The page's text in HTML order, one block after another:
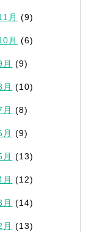
月 (9)
月 (6)
(9)
(10)
(8)
(9)
(13)
(12)
(14)
(13)